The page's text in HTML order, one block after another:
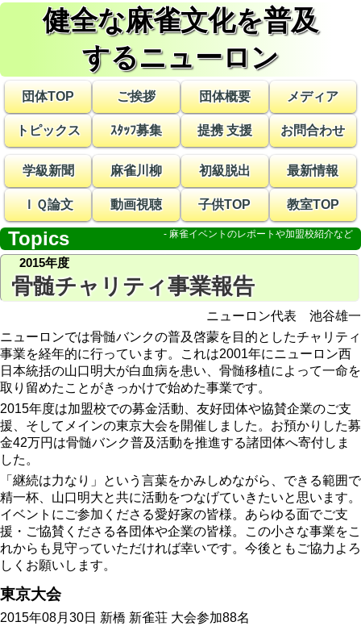
健全な麻雀文化を普及
するニューロン
団体TOP ご挨拶 団体概要 メディア
トピックス ｽﾀｯﾌ募集 提携 支援 お問合わせ
学級新聞 麻雀川柳 初級脱出 最新情報
ＩＱ論文 動画視聴 子供TOP 教室TOP
Topics
2015年度
骨髄チャリティ事業報告
ニューロン代表 池谷雄一
ニューロンでは骨髄バンクの普及啓蒙を目的としたチャリティ
事業を経年的に行っています。これは2001年にニューロン西
日本統括の山口明大が白血病を患い、骨髄移植によって一命を
取り留めたことがきっかけで始めた事業です。
2015年度は加盟校での募金活動、友好団体や協賛企業のご支
援、そしてメインの東京大会を開催しました。お預かりした募
金42万円は骨髄バンク普及活動を推進する諸団体へ寄付しま
した。
「継続は力なり」という言葉をかみしめながら、できる範囲で
精一杯、山口明大と共に活動をつなげていきたいと思います。
イベントにご参加くださる愛好家の皆様。あらゆる面でご支
援・ご協賛くださる各団体や企業の皆様。この小さな事業をこ
れからも見守っていただければ幸いです。今後ともご協力よろ
しくお願いします。
東京大会
2015年08月30日 新橋 新雀荘 大会参加88名